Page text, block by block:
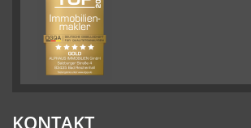
KONTAKT